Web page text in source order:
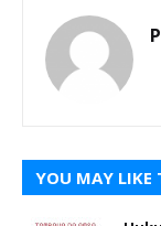
YOU MAY LIKE